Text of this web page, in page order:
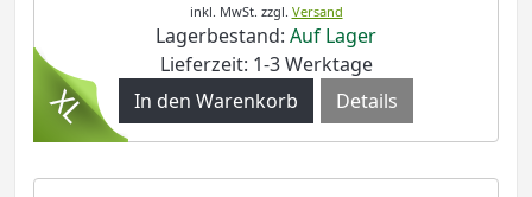
inkl. MwSt. zzgl. Versand
Lagerbestand: Auf Lager
Lieferzeit: 1-3 Werktage
Details